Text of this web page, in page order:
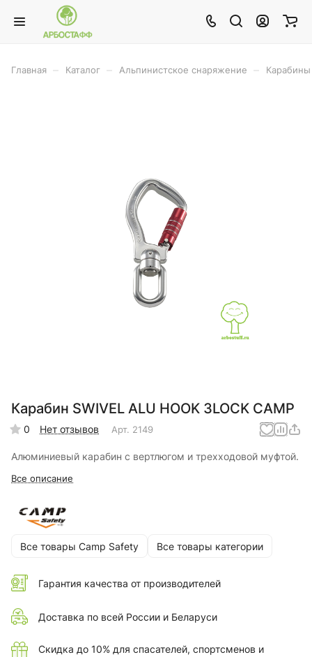
Главная Каталог Альпинистское снаряжение
Карабин SWIVEL ALU HOOK 3LOCK CAMP
0 Нет отзывов Арт. 2149
Алюминиевый карабин с вертлюгом и трехходовой муфтой.
Все описание
Все товары Camp Safety Все товары категории
Гарантия качества от производителей
Доставка по всей России и Беларуси
Скидка до 10% для спасателей, спортсменов и